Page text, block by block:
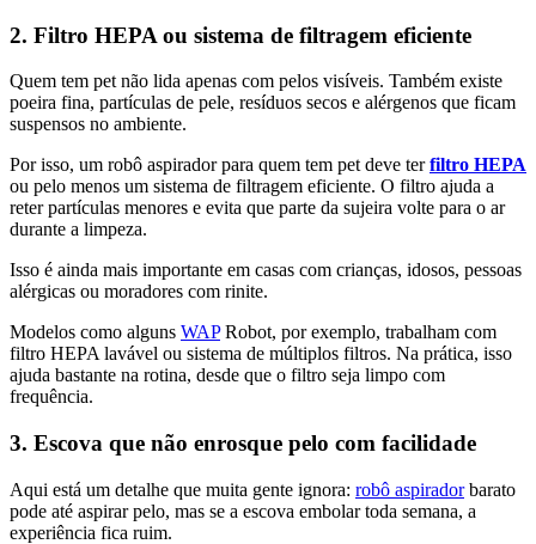
2. Filtro HEPA ou sistema de filtragem eficiente
Quem tem pet não lida apenas com pelos visíveis. Também existe
poeira fina, partículas de pele, resíduos secos e alérgenos que ficam
suspensos no ambiente.
Por isso, um robô aspirador para quem tem pet deve terfiltro HEPA
ou pelo menos um sistema de filtragem eficiente. O filtro ajuda a
reter partículas menores e evita que parte da sujeira volte para o ar
durante a limpeza.
Isso é ainda mais importante em casas com crianças, idosos, pessoas
alérgicas ou moradores com rinite.
Modelos como alguns WAPRobot, por exemplo, trabalham com
filtro HEPA lavável ou sistema de múltiplos filtros. Na prática, isso
ajuda bastante na rotina, desde que o filtro seja limpo com
frequência.
3. Escova que não enrosque pelo com facilidade
Aqui está um detalhe que muita gente ignora: robô aspiradorbarato
pode até aspirar pelo, mas se a escova embolar toda semana, a
experiência fica ruim.